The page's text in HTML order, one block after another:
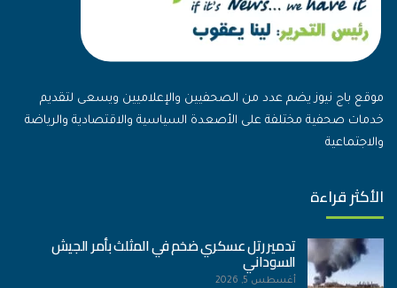
موقع باج نيوز يضم عدد من الصحفيين والإعلاميين ويسعى لتقديم
خدمات صحفية مختلفة على الأصعدة السياسية والاقتصادية والرياضة
والاجتماعية
الأكثر قراءة
تدمير رتل عسكري ضخم في المثلث بأمر الجيش
السوداني
أغسطس 5, 2026